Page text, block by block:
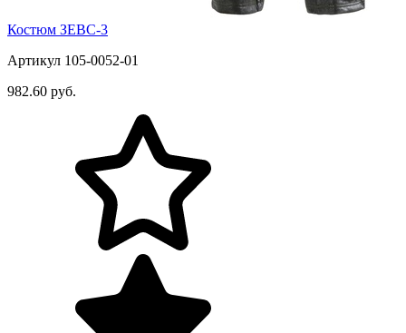
Костюм ЗЕВС-3
Артикул 105-0052-01
982.60 руб.